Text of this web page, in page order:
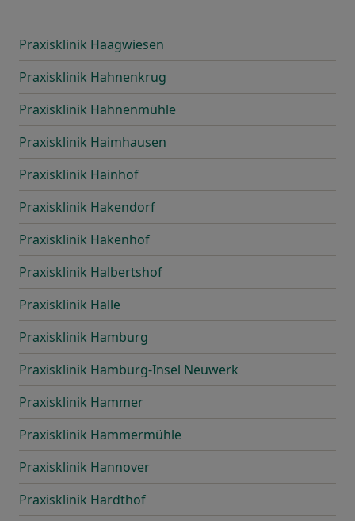
Praxisklinik Haagwiesen
Praxisklinik Hahnenkrug
Praxisklinik Hahnenmühle
Praxisklinik Haimhausen
Praxisklinik Hainhof
Praxisklinik Hakendorf
Praxisklinik Hakenhof
Praxisklinik Halbertshof
Praxisklinik Halle
Praxisklinik Hamburg
Praxisklinik Hamburg-Insel Neuwerk
Praxisklinik Hammer
Praxisklinik Hammermühle
Praxisklinik Hannover
Praxisklinik Hardthof